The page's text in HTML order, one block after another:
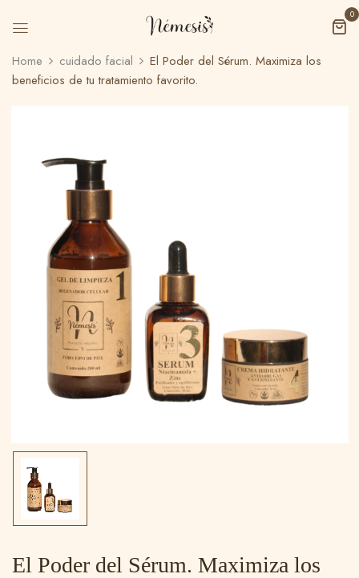
0
Home cuidado facial
El Poder del Sérum. Maximiza los
beneficios de tu tratamiento favorito.
El Poder del Sérum. Maximiza los